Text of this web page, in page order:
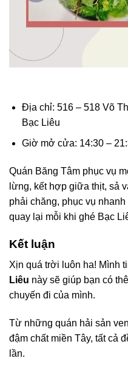
Địa chỉ: 516 – 518 Võ
Bạc Liêu
Giờ mở cửa: 14:30 –
Quán Băng Tâm phục vụ
lừng, kết hợp giữa thịt, sả
phải chăng, phục vụ
quay lại mỗi khi ghé Bạc
Kết luận
Xịn quá trời luôn ha! Mình
Liêu này sẽ giúp bạn có
chuyến đi của mình.
Từ những quán hải sản
đậm chất miền Tây, tất cả
lần.